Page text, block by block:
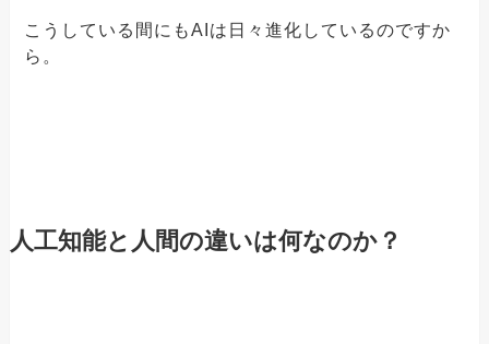
こうしている間にもAIは日々進化しているのですか
ら。
人工知能と人間の違いは何なのか？